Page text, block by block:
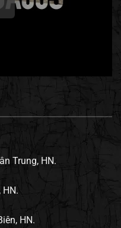
Trung, HN.
HN.
HN.